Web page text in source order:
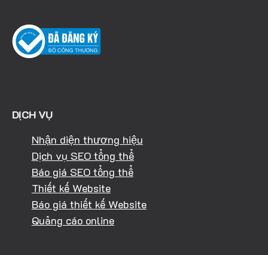
DỊCH VỤ
Nhận diện thương hiệu
Dịch vụ SEO tổng thể
Báo giá SEO tổng thể
Thiết kế Website
Báo giá thiết kế Website
Quảng cáo online